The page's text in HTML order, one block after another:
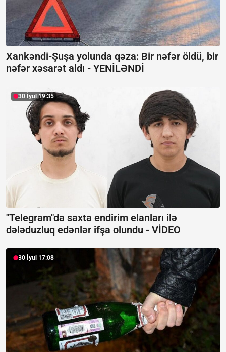
Xankəndi-Şuşa yolunda qəza: Bir nəfər öldü, bir
nəfər xəsarət aldı - YENİLƏNDİ
30 İyul 19:35
"Telegram"da saxta endirim elanları ilə
dələduzluq edənlər ifşa olundu - VİDEO
30 İyul 17:08